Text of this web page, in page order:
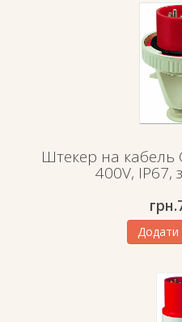
Штекер на кабель
400V, IP67,
грн.
Додати